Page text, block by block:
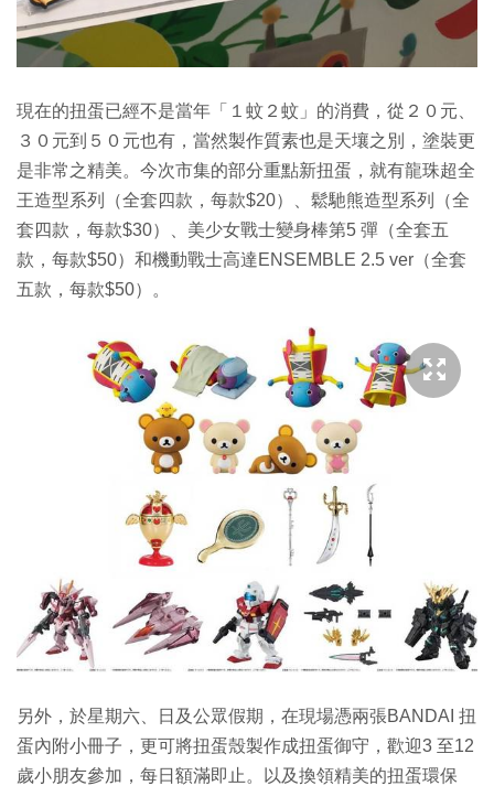
現在的扭蛋已經不是當年「１蚊２蚊」的消費，從２０元、
３０元到５０元也有，當然製作質素也是天壤之別，塗裝更
是非常之精美。今次市集的部分重點新扭蛋，就有龍珠超全
王造型系列（全套四款，每款$20）、鬆馳熊造型系列（全
套四款，每款$30）、美少女戰士變身棒第5 彈（全套五
款，每款$50）和機動戰士高達ENSEMBLE 2.5 ver（全套
五款，每款$50）。
另外，於星期六、日及公眾假期，在現場憑兩張BANDAI 扭
蛋內附小冊子，更可將扭蛋殼製作成扭蛋御守，歡迎3 至12
歲小朋友參加，每日額滿即止。以及換領精美的扭蛋環保